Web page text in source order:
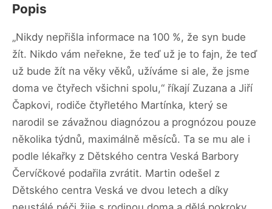
Popis
„Nikdy nepřišla informace na 100 %, že syn bude
žít. Nikdo vám neřekne, že teď už je to fajn, že teď
už bude žít na věky věků, užíváme si ale, že jsme
doma ve čtyřech všichni spolu,“ říkají Zuzana a Jiří
Čapkovi, rodiče čtyřletého Martínka, který se
narodil se závažnou diagnózou a prognózou pouze
několika týdnů, maximálně měsíců. Ta se mu ale i
podle lékařky z Dětského centra Veská Barbory
Červíčkové podařila zvrátit. Martin odešel z
Dětského centra Veská ve dvou letech a díky